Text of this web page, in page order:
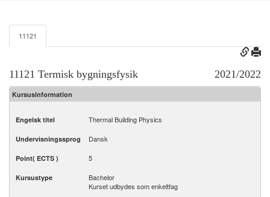
11121
11121 Termisk bygningsfysik 2021/2022
Kursusinformation
Engelsk titel Thermal Building Physics
Undervisningssprog Dansk
Point( ECTS ) 5
Kursustype
Bachelor
Kurset udbydes som enkeltfag